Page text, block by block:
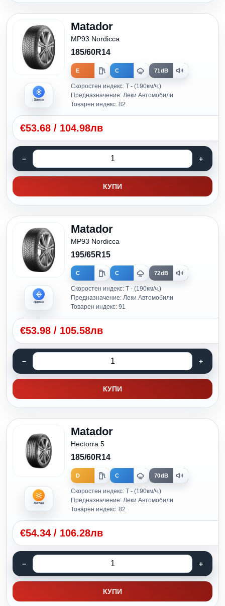
Зимни
Matador
MP93 Nordicca
185/60R14
E C 71dB
Скоростен индекс: T - (190км/ч.)
Предназначение: Леки Автомобили
Товарен индекс: 82
€53.68 / 104.98лв
КУПИ
Зимни
Matador
MP93 Nordicca
195/65R15
C C 72dB
Скоростен индекс: T - (190км/ч.)
Предназначение: Леки Автомобили
Товарен индекс: 91
€53.98 / 105.58лв
КУПИ
Летни
Matador
Hectorra 5
185/60R14
D C 70dB
Скоростен индекс: T - (190км/ч.)
Предназначение: Леки Автомобили
Товарен индекс: 82
€54.34 / 106.28лв
КУПИ